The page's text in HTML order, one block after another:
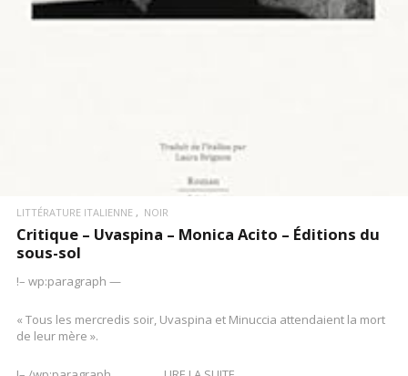
LITTÉRATURE ITALIENNE NOIR
Critique – Uvaspina – Monica Acito – Éditions du
sous-sol
!– wp:paragraph —
« Tous les mercredis soir, Uvaspina et Minuccia attendaient la mort
de leur mère ».